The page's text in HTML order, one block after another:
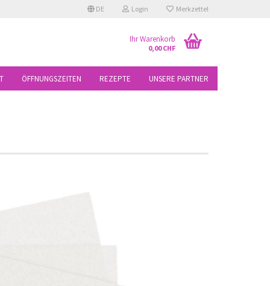
DE Login Merkzettel
Ihr Warenkorb
0,00 CHF
ÖFFNUNGSZEITEN REZEPTE UNSERE PARTNER